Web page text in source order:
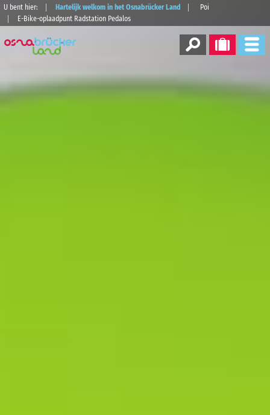
U bent hier: Hartelijk welkom in het Osnabrücker Land
Poi
E-Bike-oplaadpunt Radstation Pedalos